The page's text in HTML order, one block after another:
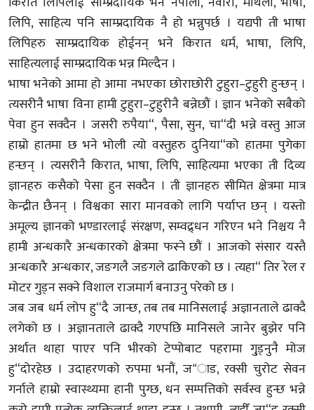
लिपि, साहित्य पनि साम्प्रदायिक नै हो भन्नुपर्छ । यद्यपी ती भाषा
लिपिहरु साम्प्रदायिक होईनन् भने किरात धर्म, भाषा, लिपि,
साहित्यलाई साम्प्रदायिक भन्न मिल्दैन ।
भाषा भनेको आमा हो आमा नभएका छोराछोरी टुहुरा–टुहुरी हुन्छन् ।
त्यसरीनै भाषा विना हामी टुहुरा–टुहुरीनै बन्नेछौं । ज्ञान भनेको सबैको
पेवा हुन सक्दैन । जसरी रुपैया“, पैसा, सुन, चा“दी भन्ने वस्तु आज
हाम्रो हातमा छ भने भोली त्यो वस्तुहरु दुनिया“को हातमा पुगेका
हन्छन् । त्यसरीनै किरात, भाषा, लिपि, साहित्यमा भएका ती दिव्य
ज्ञानहरु कसैको पेसा हुन सक्दैन । ती ज्ञानहरु सीमित क्षेत्रमा मात्र
केन्द्रीत छैनन् । विश्वका सारा मानवको लागि पर्याप्त छन् । यस्तो
अमूल्य ज्ञानको भण्डारलाई संरक्षण, सम्वद्र्धन गरिएन भने निश्चय नै
हामी अन्धकारै अन्धकारको क्षेत्रमा फस्ने छौं । आजको संसार यस्तै
अन्धकारै अन्धकार, जङगलै जङगले ढाकिएको छ । त्यहा“ तिर रेल र
मोटर गुड्न सक्ने विशाल राजमार्ग बनाउनु परेको छ ।
जब जब धर्म लोप हु“दै जान्छ, तब तब मानिसलाई अज्ञानताले ढाक्दै
लगेको छ । अज्ञानताले ढाक्दै गएपछि मानिसले जानेर बुझेर पनि
अर्थात थाहा पाएर पनि भीरको टेप्पोबाट पहरामा गु्ड्नुनै मोज
हु“दोरहेछ । उदाहरणको रुपमा भनौं, ज“ाड, रक्सी चुरोट सेवन
गर्नाले हाम्रो स्वास्थ्यमा हानी पुग्छ, धन सम्पत्तिको सर्वस्व हुन्छ भन्ने